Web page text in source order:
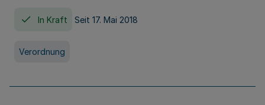
In Kraft Seit 17. Mai 2018
Verordnung